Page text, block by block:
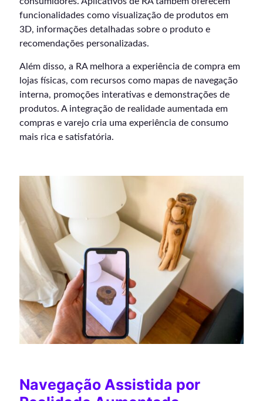
funcionalidades como visualização de produtos em
3D, informações detalhadas sobre o produto e
recomendações personalizadas.
Além disso, a RA melhora a experiência de compra em
lojas físicas, com recursos como mapas de navegação
interna, promoções interativas e demonstrações de
produtos. A integração de realidade aumentada em
compras e varejo cria uma experiência de consumo
mais rica e satisfatória.
Navegação Assistida por